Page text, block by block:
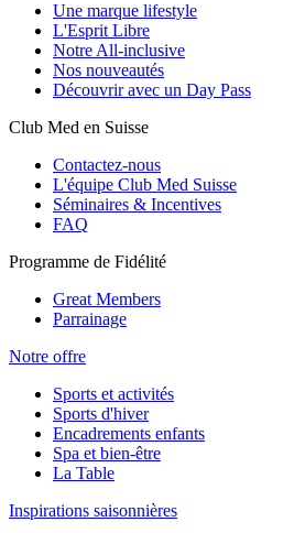
Une marque lifestyle
L'Esprit Libre
Notre All-inclusive
Nos nouveautés
Découvrir avec un Day Pass
Club Med en Suisse
Contactez-nous
L'équipe Club Med Suisse
Séminaires & Incentives
FAQ
Programme de Fidélité
Great Members
Parrainage
Notre offre
Sports et activités
Sports d'hiver
Encadrements enfants
Spa et bien-être
La Table
Inspirations saisonnières